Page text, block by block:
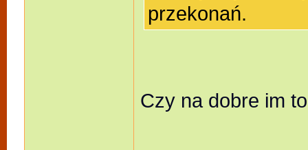
przekonań.
Czy na dobre im